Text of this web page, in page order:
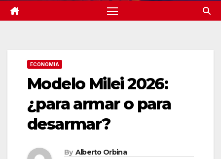
ECONOMIA
Modelo Milei 2026:
¿para armar o para
desarmar?
By Alberto Orbina